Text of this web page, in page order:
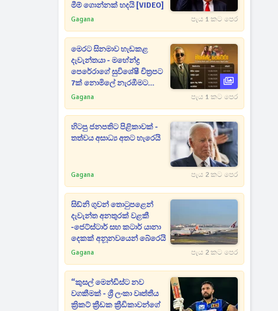
මීම් ගොන්නක් හදයි [VIDEO]
Gagana පැය 1 කට පෙර
මෙරට සිනමාව හැඩකළ
දැවැන්තයා - මහේන්ද්‍ර
පෙරේරාගේ සුවිශේෂී චිත්‍රපට
7ක් නොමිලේ නැරඹීමට
අගනා අවස්ථාවක්
Gagana පැය 1 කට පෙර
හිටපු ජනපතිට පිළිකාවක් -
තත්වය අසාධ්‍ය අතට හැරෙයි
Gagana පැය 2 කට පෙර
සිඩ්නි ගුවන් තොටුපළෙන්
දැවැන්ත අනතුරක් වළකී
-ජෙට්ස්ටාර් සහ කටාර් යානා
දෙකක් අනූනවයෙන් බේරෙයි
Gagana පැය 2 කට පෙර
“කුසල් මෙන්ඩිස්ට නව
වගකීමක් - ශ්‍රී ලංකා වෘත්තීය
ක්‍රිකට් ක්‍රීඩක ක්‍රීඩිකාවන්ගේ